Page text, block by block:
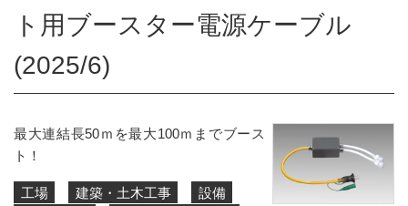
ト用ブースター電源ケーブル
(2025/6)
最大連結長50ｍを最大100ｍまでブース
ト！
工場 建築・土木工事
設備